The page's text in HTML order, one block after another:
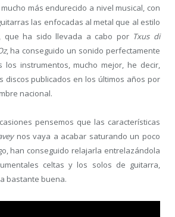
más endurecido a nivel musical, con
las enfocadas al metal que al estilo
que ha sido llevada a cabo por Txus di
, ha conseguido un sonido perfectamente
los instrumentos, mucho mejor, he decir,
discos publicados en los últimos años por
nacional.
pensemos que las características
nos vaya a acabar saturando un poco
han conseguido relajarla entrelazándola
celtas y los solos de guitarra,
bastante buena.